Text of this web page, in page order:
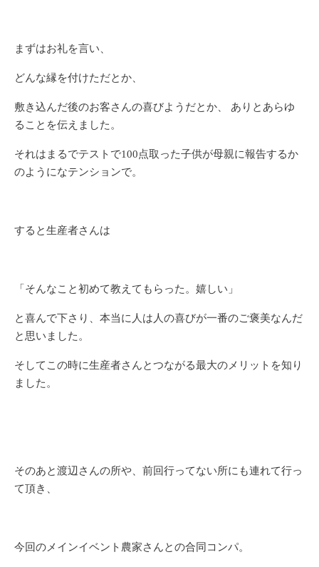
まずはお礼を言い、
どんな縁を付けただとか、
敷き込んだ後のお客さんの喜びようだとか、 ありとあらゆ
ることを伝えました。
それはまるでテストで100点取った子供が母親に報告するか
のようになテンションで。
すると生産者さんは
「そんなこと初めて教えてもらった。嬉しい」
と喜んで下さり、本当に人は人の喜びが一番のご褒美なんだ
と思いました。
そしてこの時に生産者さんとつながる最大のメリットを知り
ました。
そのあと渡辺さんの所や、前回行ってない所にも連れて行っ
て頂き、
今回のメインイベント農家さんとの合同コンパ。